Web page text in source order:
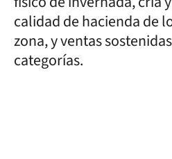
calidad de hacienda de
zona, y ventas
categorías.